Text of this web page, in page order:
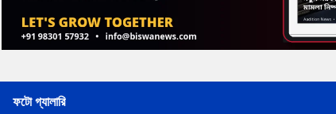
ফটো গ্যালারি